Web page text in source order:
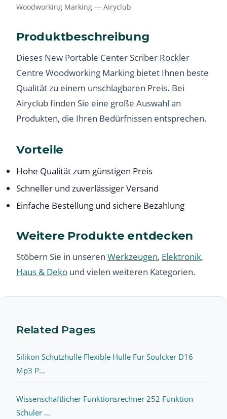
Woodworking Marking — Airyclub
Produktbeschreibung
Dieses New Portable Center Scriber Rockler
Centre Woodworking Marking bietet Ihnen beste
Qualität zu einem unschlagbaren Preis. Bei
Airyclub finden Sie eine große Auswahl an
Produkten, die Ihren Bedürfnissen entsprechen.
Vorteile
Hohe Qualität zum günstigen Preis
Schneller und zuverlässiger Versand
Einfache Bestellung und sichere Bezahlung
Weitere Produkte entdecken
Stöbern Sie in unseren Werkzeugen, Elektronik,
Haus & Deko und vielen weiteren Kategorien.
Related Pages
Silikon Schutzhulle Flexible Hulle Fur Soulcker D16
Mp3 P...
Wissenschaftlicher Funktionsrechner 252 Funktion
Schuler ...